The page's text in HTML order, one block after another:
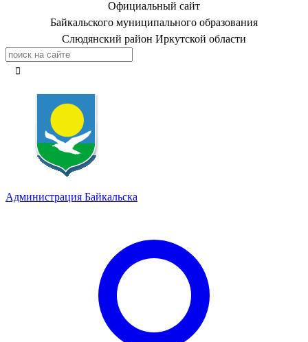
Официальный сайт
Байкальского муниципального образования
Слюдянский район Иркутской области
Администрация Байкальска